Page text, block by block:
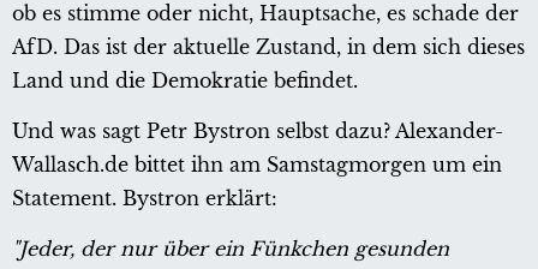
ob es stimme oder nicht, Hauptsache, es schade der
AfD. Das ist der aktuelle Zustand, in dem sich dieses
Land und die Demokratie befindet.
Und was sagt Petr Bystron selbst dazu? Alexander-
Wallasch.de bittet ihn am Samstagmorgen um ein
Statement. Bystron erklärt:
"Jeder, der nur über ein Fünkchen gesunden